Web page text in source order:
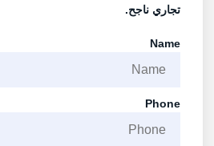
تجاري ناجح.
Name
Phone